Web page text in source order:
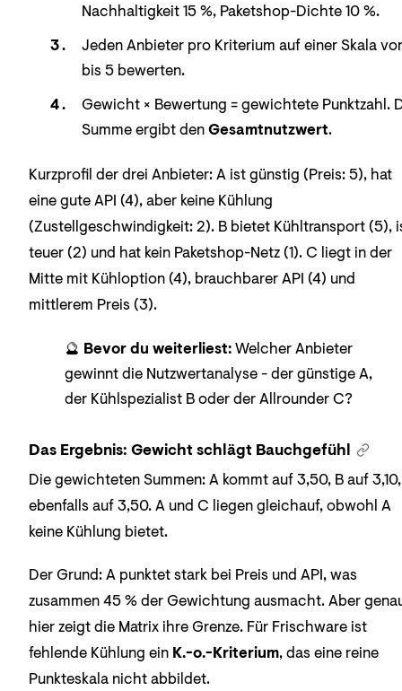
Nachhaltigkeit 15 %, Paketshop-Dichte 10 %.
Jeden Anbieter pro Kriterium auf einer Skala
bis 5 bewerten.
Gewicht × Bewertung = gewichtete Punktzahl.
Summe ergibt denGesamtnutzwert.
Kurzprofil der drei Anbieter: A ist günstig (Preis: 5), hat
eine gute API (4), aber keine Kühlung
(Zustellgeschwindigkeit: 2). B bietet Kühltransport (5),
teuer (2) und hat kein Paketshop-Netz (1). C liegt in der
Mitte mit Kühloption (4), brauchbarer API (4) und
mittlerem Preis (3).
🔮 Bevor du weiterliest:Welcher Anbieter
gewinnt die Nutzwertanalyse - der günstige A,
der Kühlspezialist B oder der Allrounder C?
Das Ergebnis: Gewicht schlägt Bauchgefühl
Die gewichteten Summen: A kommt auf 3,50, B auf
ebenfalls auf 3,50. A und C liegen gleichauf, obwohl A
keine Kühlung bietet.
Der Grund: A punktet stark bei Preis und API, was
zusammen 45 % der Gewichtung ausmacht. Aber
hier zeigt die Matrix ihre Grenze. Für Frischware ist
fehlende Kühlung ein K.-o.-Kriterium, das eine reine
Punkteskala nicht abbildet.